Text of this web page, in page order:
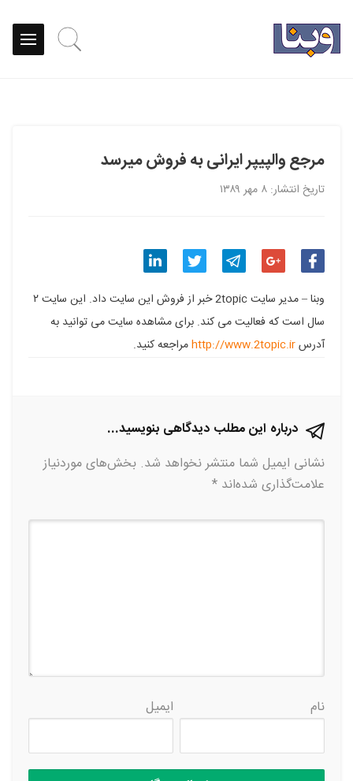
مرجع والپیپر ایرانی به فروش میرسد
تاریخ انتشار: ۸ مهر ۱۳۸۹
گذاری
در
گذاری
در
گذاری
در
گذاری
در
گذاری
در
وبنا – مدیر سایت 2topic خبر از فروش این سایت داد. این سایت ۲
سال است که فعالیت می کند. برای مشاهده سایت می توانید به
آدرسhttp://www.2topic.irمراجعه کنید.
درباره این مطلب دیدگاهی بنویسید...
نشانی ایمیل شما منتشر نخواهد شد. بخش‌های موردنیاز
علامت‌گذاری شده‌اند *
نام ایمیل